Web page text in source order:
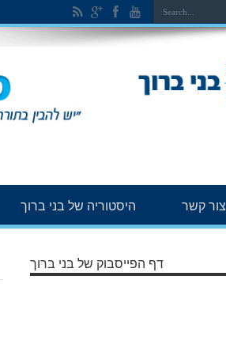
היסטוריה של בני ברוך צור קשר
דף הפייסבוק של בני ברוך